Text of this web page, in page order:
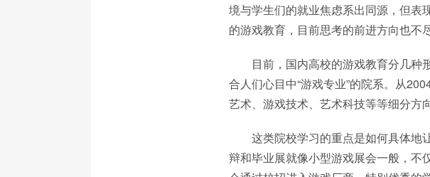
境与学生们的就业焦虑系出同源，但表
的游戏教育，目前思考的前进方向也不
目前，国内高校的游戏教育分几种
合人们心目中“游戏专业”的院系。从
艺术、游戏技术、艺术科技等等细分方
这类院校学习的重点是如何具体地
辩和毕业展就像小型游戏展会一般，不